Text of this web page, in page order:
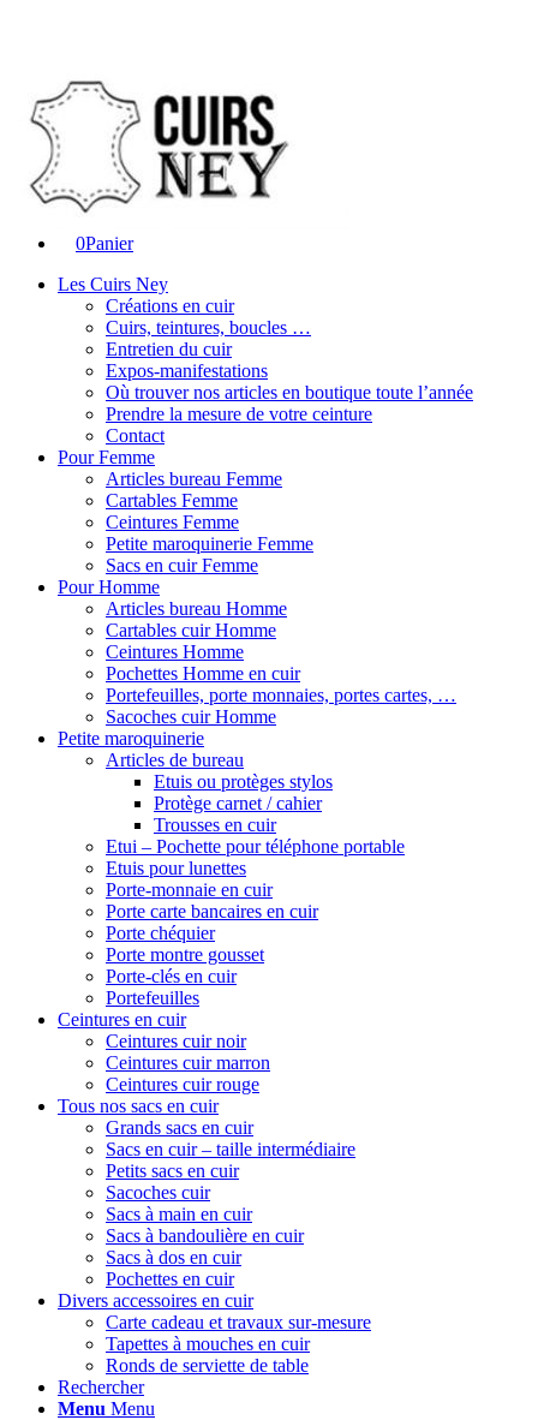
0Panier
Les Cuirs Ney
Créations en cuir
Cuirs, teintures, boucles …
Entretien du cuir
Expos-manifestations
Où trouver nos articles en boutique toute l’année
Prendre la mesure de votre ceinture
Contact
Pour Femme
Articles bureau Femme
Cartables Femme
Ceintures Femme
Petite maroquinerie Femme
Sacs en cuir Femme
Pour Homme
Articles bureau Homme
Cartables cuir Homme
Ceintures Homme
Pochettes Homme en cuir
Portefeuilles, porte monnaies, portes cartes, …
Sacoches cuir Homme
Petite maroquinerie
Articles de bureau
Etuis ou protèges stylos
Protège carnet / cahier
Trousses en cuir
Etui – Pochette pour téléphone portable
Etuis pour lunettes
Porte-monnaie en cuir
Porte carte bancaires en cuir
Porte chéquier
Porte montre gousset
Porte-clés en cuir
Portefeuilles
Ceintures en cuir
Ceintures cuir noir
Ceintures cuir marron
Ceintures cuir rouge
Tous nos sacs en cuir
Grands sacs en cuir
Sacs en cuir – taille intermédiaire
Petits sacs en cuir
Sacoches cuir
Sacs à main en cuir
Sacs à bandoulière en cuir
Sacs à dos en cuir
Pochettes en cuir
Divers accessoires en cuir
Carte cadeau et travaux sur-mesure
Tapettes à mouches en cuir
Ronds de serviette de table
Rechercher
Menu Menu